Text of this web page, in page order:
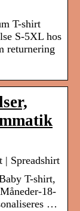
T-shirt
S-5XL hos
returnering
| Spreadshirt
T-shirt,
18-
…